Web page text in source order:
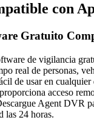
con
Gratuito
de vigilancia
real de personas,
de usar en
acceso
Agent DVR
las 24 horas.